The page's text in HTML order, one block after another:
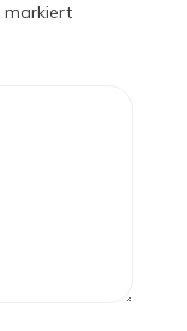
markiert